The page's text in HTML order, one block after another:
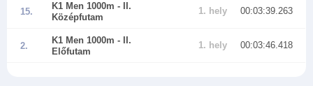
15.
K1 Men 1000m - II.
Középfutam
1. hely 00:03:39.263
2.
K1 Men 1000m - II.
Előfutam
1. hely 00:03:46.418